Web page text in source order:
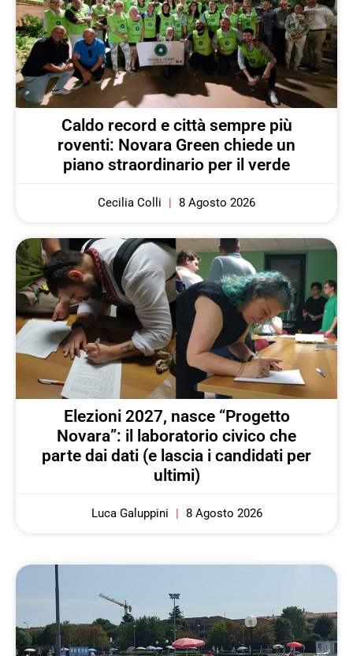
Caldo record e città sempre più
roventi: Novara Green chiede un
piano straordinario per il verde
Cecilia Colli 8 Agosto 2026
Elezioni 2027, nasce “Progetto
Novara”: il laboratorio civico che
parte dai dati (e lascia i candidati per
ultimi)
Luca Galuppini 8 Agosto 2026